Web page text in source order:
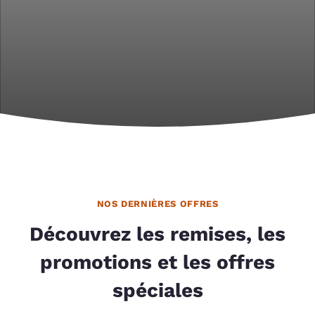
NOS DERNIÈRES OFFRES
Découvrez les remises, les
promotions et les offres
spéciales